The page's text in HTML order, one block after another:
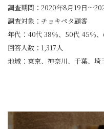
調査期間：2020年8月19日～
調査対象：チョキペタ顧客
年代：40代 38％、50代 45％
回答人数：1,317人
地域：東京、神奈川、千葉、埼